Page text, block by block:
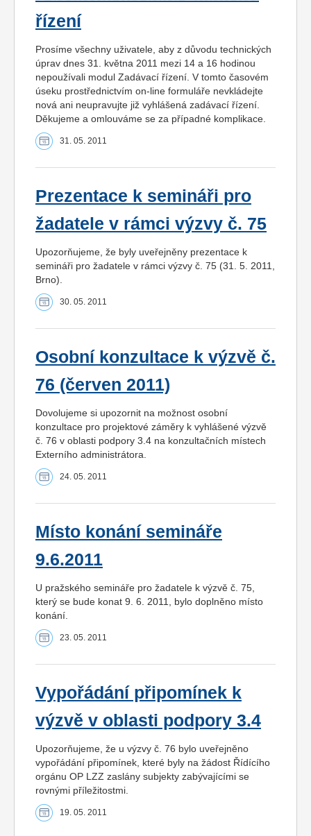
řízení
Prosíme všechny uživatele, aby z důvodu technických
úprav dnes 31. května 2011 mezi 14 a 16 hodinou
nepoužívali modul Zadávací řízení. V tomto časovém
úseku prostřednictvím on-line formuláře nevkládejte
nová ani neupravujte již vyhlášená zadávací řízení.
Děkujeme a omlouváme se za případné komplikace.
31. 05. 2011
Prezentace k semináři pro
žadatele v rámci výzvy č. 75
Upozorňujeme, že byly uveřejněny prezentace k
semináři pro žadatele v rámci výzvy č. 75 (31. 5. 2011,
Brno).
30. 05. 2011
Osobní konzultace k výzvě č.
76 (červen 2011)
Dovolujeme si upozornit na možnost osobní
konzultace pro projektové záměry k vyhlášené výzvě
č. 76 v oblasti podpory 3.4 na konzultačních místech
Externího administrátora.
24. 05. 2011
Místo konání semináře
9.6.2011
U pražského semináře pro žadatele k výzvě č. 75,
který se bude konat 9. 6. 2011, bylo doplněno místo
konání.
23. 05. 2011
Vypořádání připomínek k
výzvě v oblasti podpory 3.4
Upozorňujeme, že u výzvy č. 76 bylo uveřejněno
vypořádání připomínek, které byly na žádost Řídícího
orgánu OP LZZ zaslány subjekty zabývajícími se
rovnými příležitostmi.
19. 05. 2011